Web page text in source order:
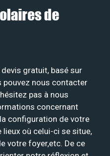
de
gratuit, basé sur
pouvez nous contacter
pas à nous
concernant
configuration de votre
où celui-ci se situe,
votre foyer,etc. De ce